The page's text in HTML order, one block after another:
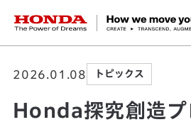
HONDA The Power of
2026.01.08 トピックス
Honda探究創造プ